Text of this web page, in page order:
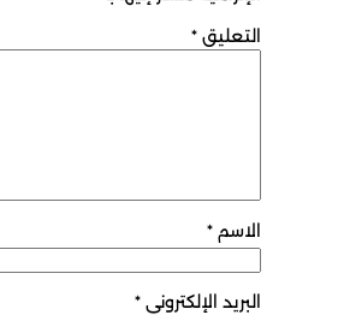
التعليق *
الاسم *
البريد الإلكتروني *